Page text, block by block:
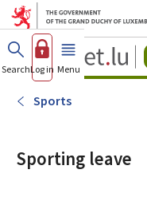
Go
SearchLog in Menu main
Sports
Sporting leave